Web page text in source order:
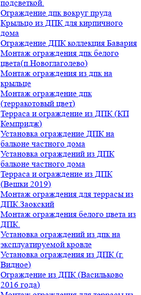
подсветкой.
Ограждение дпк вокруг пруда
Крыльцо из ДПК для кирпичного
дома
Ограждение ДПК коллекция Бавария
Монтаж ограждения дпк белого
цвета(п.Новоглаголево)
Монтаж ограждения из дпк на
крыльце
Монтаж ограждение дпк
(терракотовый цвет)
Терраса и ограждение из ДПК (КП
Кемпридж)
Установка ограждение ДПК на
балконе частного дома
Установка ограждений из ДПК
балконе частного дома
Терраса и ограждение из ДПК
(Вешки 2019)
Монтаж ограждения для террасы из
ДПК.Заокский
Монтаж ограждения белого цвета из
ДПК.
Установка ограждений из дпк на
эксплуатируемой кровле
Установка ограждения из ДПК (г.
Видное)
Ограждение из ДПК (Васильково
2016 года)